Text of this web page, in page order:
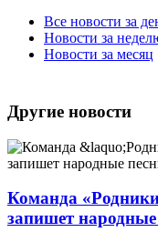
Все новости за
Новости за
Новости за месяц
Другие новости
Команда
запишет